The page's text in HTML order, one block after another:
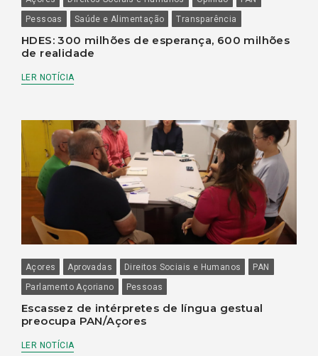
Pessoas
Saúde e Alimentação Transparência
HDES: 300 milhões de esperança, 600 milhões
de realidade
LER NOTÍCIA
Açores Aprovadas Direitos Sociais e Humanos
PAN
Parlamento Açoriano
Pessoas
Escassez de intérpretes de língua gestual
preocupa PAN/Açores
LER NOTÍCIA